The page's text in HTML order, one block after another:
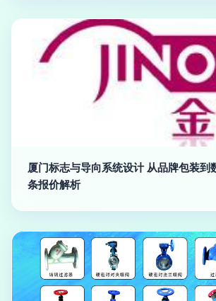
厦门标志与导向系统设计 从品牌包装到
条报价解析